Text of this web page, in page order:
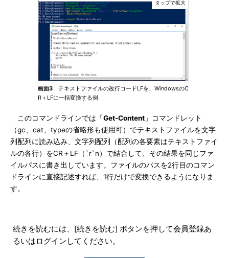
画面3 テキストファイルの改行コードLFを、WindowsのC
R＋LFに一括変換する例
このコマンドラインでは「Get-Content 」コマンドレット
（gc、cat、typeの省略形も使用可）でテキストファイルを文字
列配列に読み込み、文字列配列（配列の各要素はテキストファイ
ルの各行）をCR＋LF（`r`n）で結合して、その結果を同じファ
イルパスに書き出しています。ファイルのパスを2行目のコマン
ドラインに直接記述すれば、1行だけで変換できるようになりま
す。
続きを読むには、[続きを読む] ボタンを押して会員登録あ
るいはログインしてください。